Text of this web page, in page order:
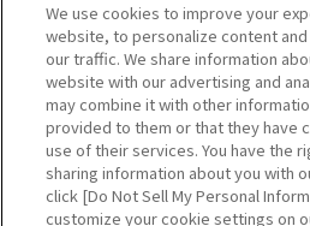
We use cookies to improve your
website, to personalize content and
our traffic. We share information
website with our advertising and
may combine it with other
provided to them or that they have
use of their services. You have the
sharing information about you with
click [Do Not Sell My Personal
customize your cookie settings on